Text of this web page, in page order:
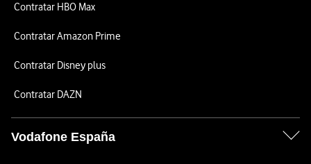
Contratar HBO Max
Contratar Amazon Prime
Contratar Disney plus
Contratar DAZN
Vodafone España